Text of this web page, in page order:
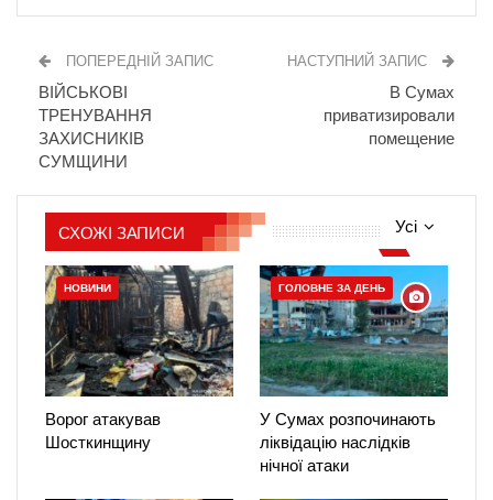
ПОПЕРЕДНІЙ ЗАПИС
ВІЙСЬКОВІ
ТРЕНУВАННЯ
ЗАХИСНИКІВ
СУМЩИНИ
НАСТУПНИЙ ЗАПИС
В Сумах
приватизировали
помещение
Усі
СХОЖІ ЗАПИСИ
НОВИНИ
Ворог атакував
Шосткинщину
ГОЛОВНЕ ЗА ДЕНЬ
У Сумах розпочинають
ліквідацію наслідків
нічної атаки